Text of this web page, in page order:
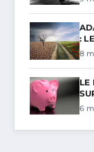
:
8
LE
6